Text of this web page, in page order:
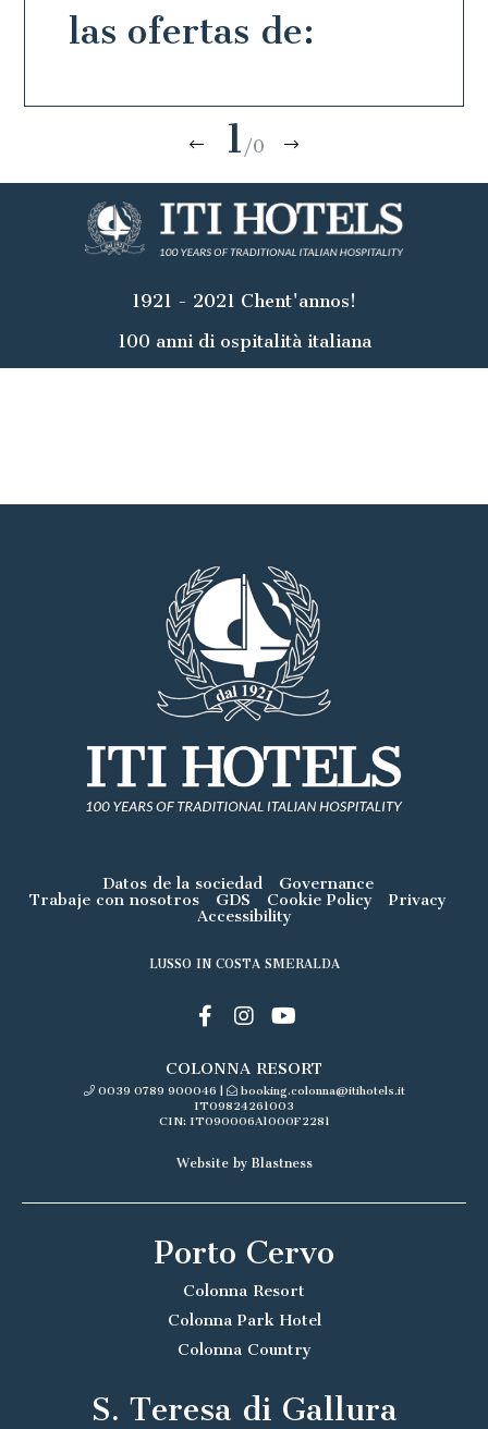
las ofertas de:
1 /0
1921 - 2021 Chent'annos!
100 anni di ospitalità italiana
Datos de la sociedad
Governance
Trabaje con nosotros
GDS Cookie Policy
Privacy
Accessibility
LUSSO IN COSTA SMERALDA
COLONNA RESORT
0039 0789 900046 |
booking.colonna@itihotels.it
IT09824261003
CIN: IT090006A1000F2281
Website by Blastness
Porto Cervo
Colonna Resort
Colonna Park Hotel
Colonna Country
S. Teresa di Gallura